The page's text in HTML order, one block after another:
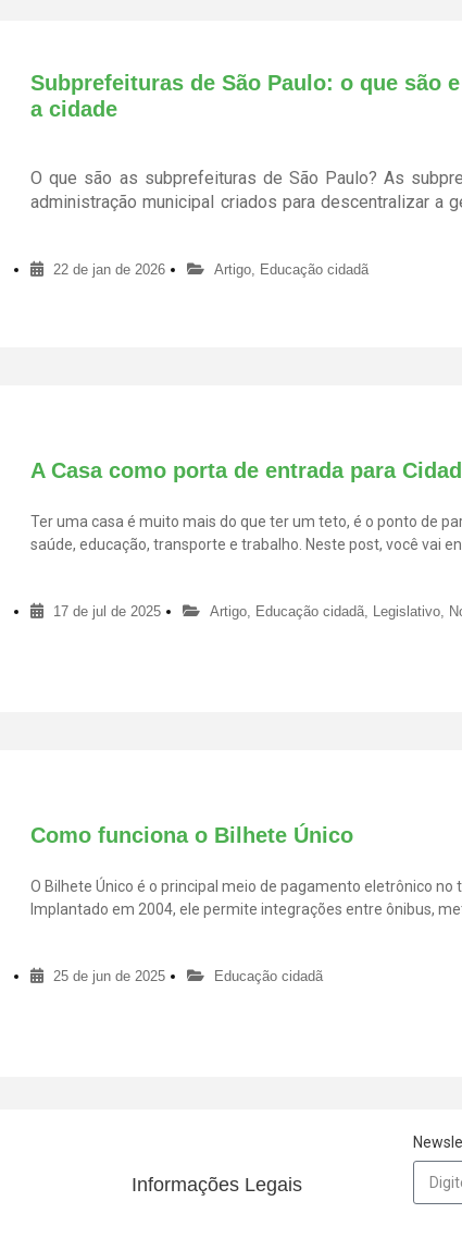
Subprefeituras de São Paulo: o que são
a cidade
O que são as subprefeituras de São Paulo? As
administração municipal criados para descentralizar a
22 de jan de 2026 Artigo, Educação cidadã
A Casa como porta de entrada para
Ter uma casa é muito mais do que ter um teto, é o ponto de
saúde, educação, transporte e trabalho. Neste post, você vai
17 de jul de 2025 Artigo, Educação cidadã, Legislativo,
Como funciona o Bilhete Único
O Bilhete Único é o principal meio de pagamento eletrônico no
Implantado em 2004, ele permite integrações entre ônibus,
25 de jun de 2025 Educação cidadã
Informações Legais